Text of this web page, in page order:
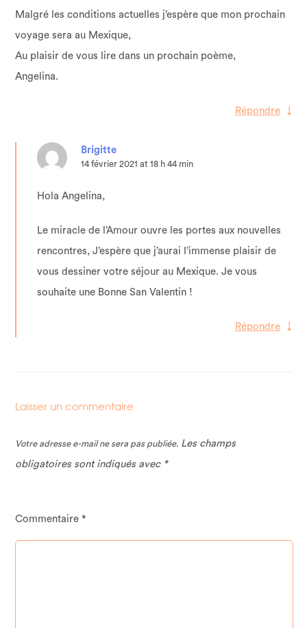
Malgré les conditions actuelles j’espère que mon prochain
voyage sera au Mexique,
Au plaisir de vous lire dans un prochain poème,
Angelina.
Répondre ↓
Brigitte
14 février 2021 at 18 h 44 min
Hola Angelina,
Le miracle de l’Amour ouvre les portes aux nouvelles
rencontres, J’espère que j’aurai l’immense plaisir de
vous dessiner votre séjour au Mexique. Je vous
souhaite une Bonne San Valentin !
Répondre ↓
Laisser un commentaire
Votre adresse e-mail ne sera pas publiée. Les champs
obligatoires sont indiqués avec *
Commentaire*